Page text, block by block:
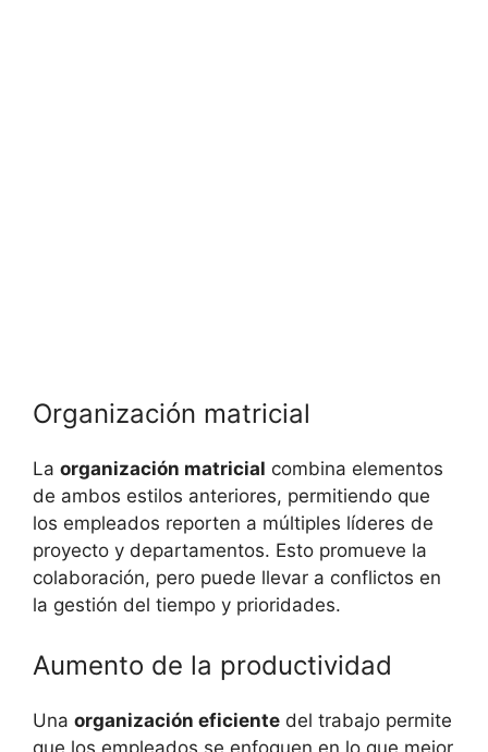
Organización matricial
La organización matricial combina elementos
de ambos estilos anteriores, permitiendo que
los empleados reporten a múltiples líderes de
proyecto y departamentos. Esto promueve la
colaboración, pero puede llevar a conflictos en
la gestión del tiempo y prioridades.
Aumento de la productividad
Una organización eficiente del trabajo permite